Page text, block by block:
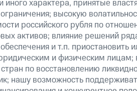
характера, принятые
высокую
российского рубля по
активов; влияние решений
и т.п. приостановить
и физическим лицам;
по восстановлению
нашу возможность